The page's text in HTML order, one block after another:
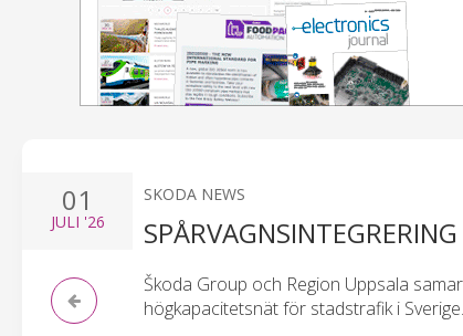
01
JULI '26
SKODA NEWS
Škoda Group och Region Uppsala
högkapacitetsnät för stadstrafik i Sverige.